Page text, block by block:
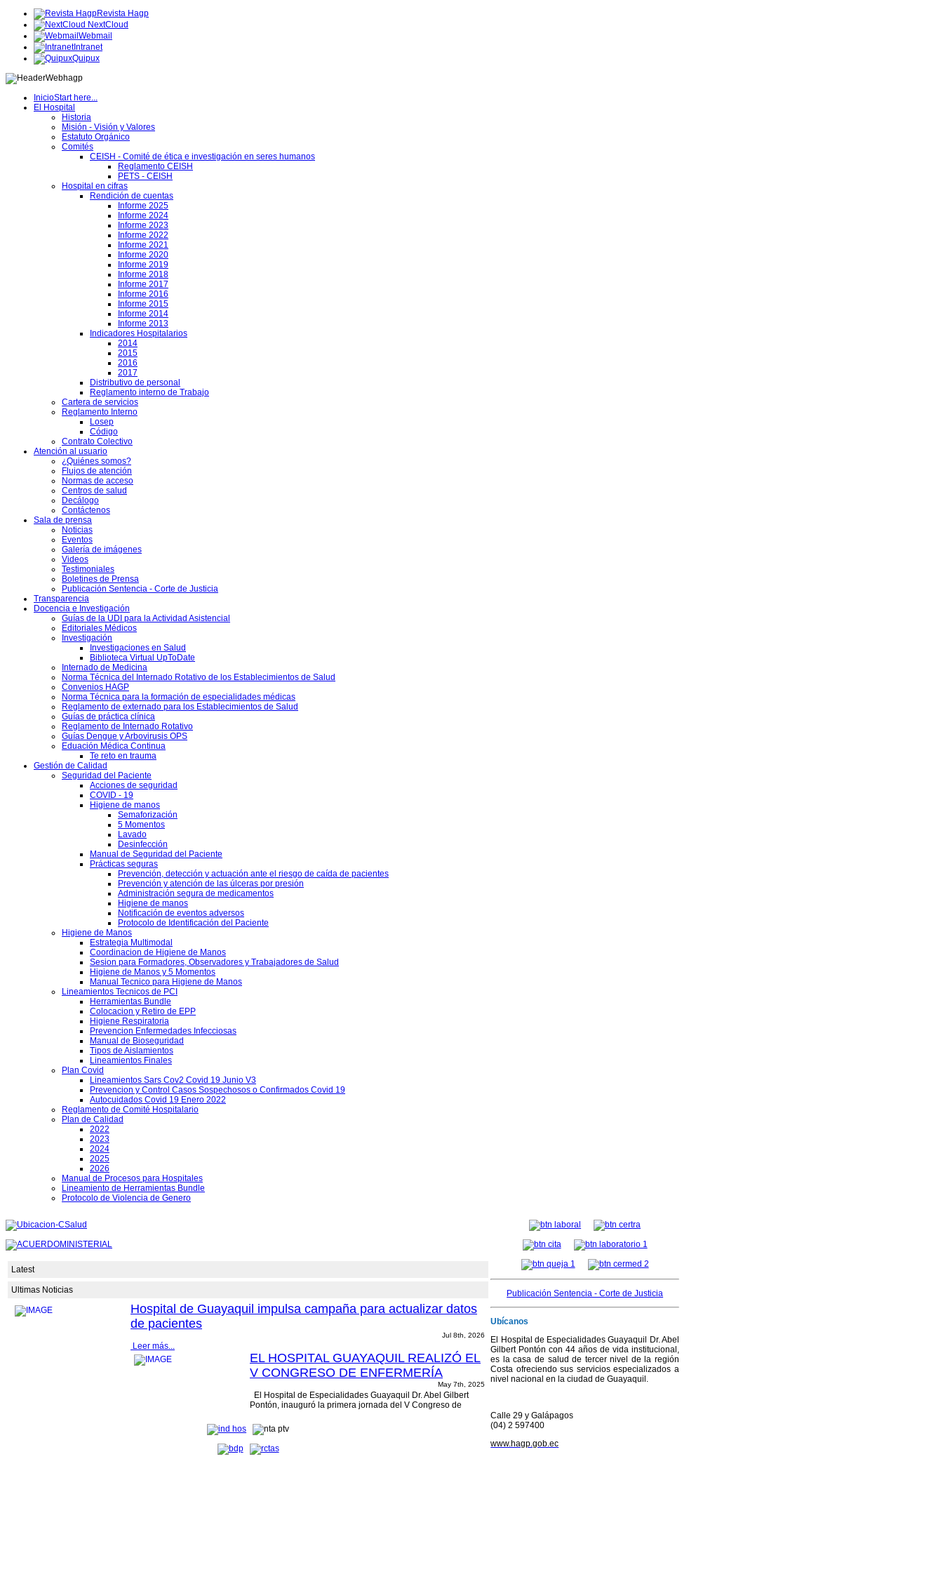
Revista Hagp
NextCloud
Webmail
Intranet
Quipux
InicioStart here...
El Hospital
Historia
Misión - Visión y Valores
Estatuto Orgánico
Comités
CEISH - Comité de ética e investigación en seres humanos
Reglamento CEISH
PETS - CEISH
Hospital en cifras
Rendición de cuentas
Informe 2025
Informe 2024
Informe 2023
Informe 2022
Informe 2021
Informe 2020
Informe 2019
Informe 2018
Informe 2017
Informe 2016
Informe 2015
Informe 2014
Informe 2013
Indicadores Hospitalarios
2014
2015
2016
2017
Distributivo de personal
Reglamento interno de Trabajo
Cartera de servicios
Reglamento Interno
Losep
Código
Contrato Colectivo
Atención al usuario
¿Quiénes somos?
Flujos de atención
Normas de acceso
Centros de salud
Decálogo
Contáctenos
Sala de prensa
Noticias
Eventos
Galería de imágenes
Videos
Testimoniales
Boletines de Prensa
Publicación Sentencia - Corte de Justicia
Transparencia
Docencia e Investigación
Guías de la UDI para la Actividad Asistencial
Editoriales Médicos
Investigación
Investigaciones en Salud
Biblioteca Virtual UpToDate
Internado de Medicina
Norma Técnica del Internado Rotativo de los Establecimientos de Salud
Convenios HAGP
Norma Técnica para la formación de especialidades médicas
Reglamento de externado para los Establecimientos de Salud
Guías de práctica clínica
Reglamento de Internado Rotativo
Guías Dengue y Arbovirusis OPS
Eduación Médica Continua
Te reto en trauma
Gestión de Calidad
Seguridad del Paciente
Acciones de seguridad
COVID - 19
Higiene de manos
Semaforización
5 Momentos
Lavado
Desinfección
Manual de Seguridad del Paciente
Prácticas seguras
Prevención, detección y actuación ante el riesgo de caída de pacientes
Prevención y atención de las úlceras por presión
Administración segura de medicamentos
Higiene de manos
Notificación de eventos adversos
Protocolo de Identificación del Paciente
Higiene de Manos
Estrategia Multimodal
Coordinacion de Higiene de Manos
Sesion para Formadores, Observadores y Trabajadores de Salud
Higiene de Manos y 5 Momentos
Manual Tecnico para Higiene de Manos
Lineamientos Tecnicos de PCI
Herramientas Bundle
Colocacion y Retiro de EPP
Higiene Respiratoria
Prevencion Enfermedades Infecciosas
Manual de Bioseguridad
Tipos de Aislamientos
Lineamientos Finales
Plan Covid
Lineamientos Sars Cov2 Covid 19 Junio V3
Prevencion y Control Casos Sospechosos o Confirmados Covid 19
Autocuidados Covid 19 Enero 2022
Reglamento de Comité Hospitalario
Plan de Calidad
2022
2023
2024
2025
2026
Manual de Procesos para Hospitales
Lineamiento de Herramientas Bundle
Protocolo de Violencia de Genero
Latest
Ultimas Noticias
Hospital de Guayaquil impulsa campaña para actualizar datos
de pacientes
Jul 8th, 2026
Leer más...
EL HOSPITAL GUAYAQUIL REALIZÓ EL
V CONGRESO DE ENFERMERÍA
May 7th, 2025
El Hospital de Especialidades Guayaquil Dr. Abel Gilbert
Pontón, inauguró la primera jornada del V Congreso de
profesional que...
Publicación Sentencia - Corte de Justicia
Ubícanos
El Hospital de Especialidades Guayaquil Dr. Abel
Gilbert Pontón con 44 años de vida institucional,
es la casa de salud de tercer nivel de la región
Costa ofreciendo sus servicios especializados a
nivel nacional en la ciudad de Guayaquil.
Calle 29 y Galápagos
(04) 2 597400
www.hagp.gob.ec